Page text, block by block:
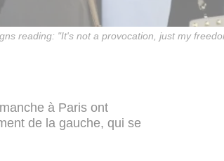
reading: "It's not a provocation, just my
à Paris ont
de la gauche, qui se